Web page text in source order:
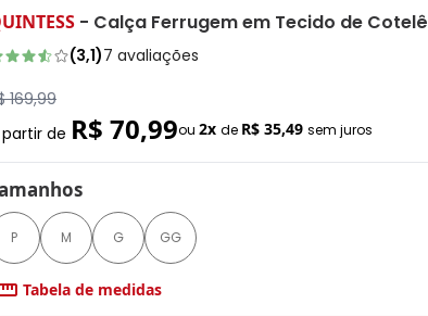
- Calça Ferrugem em Tecido de Cotelê
(3,1)7 avaliações
169,99
de R$ 70,99ou 2x de R$ 35,49 sem juros
P M G GG
Tabela de medidas